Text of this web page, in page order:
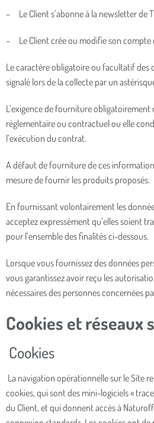
– Le Client s’abonne à la newsletter de
– Le Client crée ou modifie son compte
Le caractère obligatoire ou facultatif des
signalé lors de la collecte par un
L’exigence de fourniture
réglementaire ou contractuel ou elle
l’exécution du contrat.
A défaut de fourniture de ces
mesure de fournir les produits proposés.
En fournissant volontairement les
acceptez expressément qu’elles soient
pour l’ensemble des finalités ci-dessous.
Lorsque vous fournissez des données
vous garantissez avoir reçu les
nécessaires des personnes concernées
Cookies et réseaux
Cookies
La navigation opérationnelle sur le Site
cookies, qui sont des mini-logiciels «
du Client, et qui donnent accès à